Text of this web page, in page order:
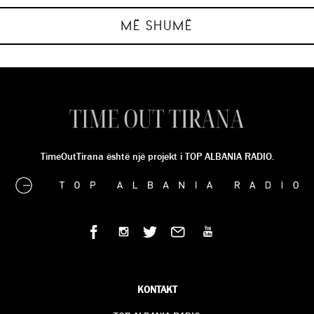
MË SHUMË
TimeOutTirana është një projekt i TOP ALBANIA RADIO.
KONTAKT